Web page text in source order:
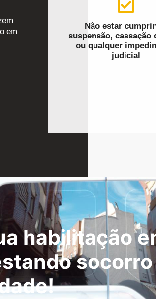
em
Não estar
suspensão, cassação
ou qualquer
judicial
habilitação
socorro